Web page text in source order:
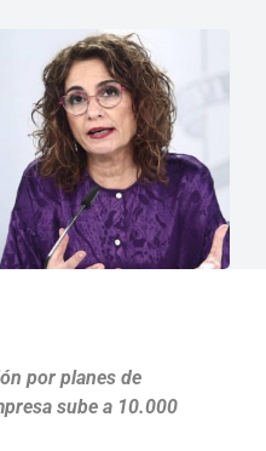
por planes de
sube a 10.000